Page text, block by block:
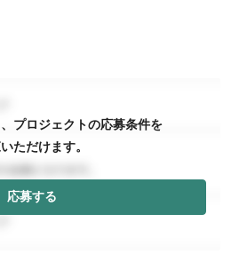
プロジェクトの応募条件を
ただけます。
応募する